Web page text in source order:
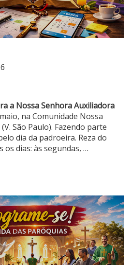
a Nossa Senhora Auxiliadora
na Comunidade Nossa
São Paulo). Fazendo parte
dia da padroeira. Reza do
dias: às segundas, …